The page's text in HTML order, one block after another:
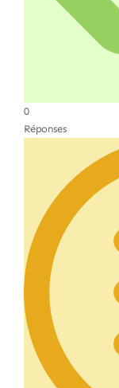
0
Réponses